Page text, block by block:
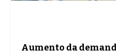
Aumento da